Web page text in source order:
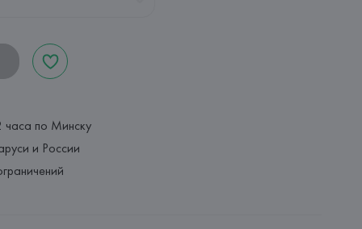
часа по Минску
и России